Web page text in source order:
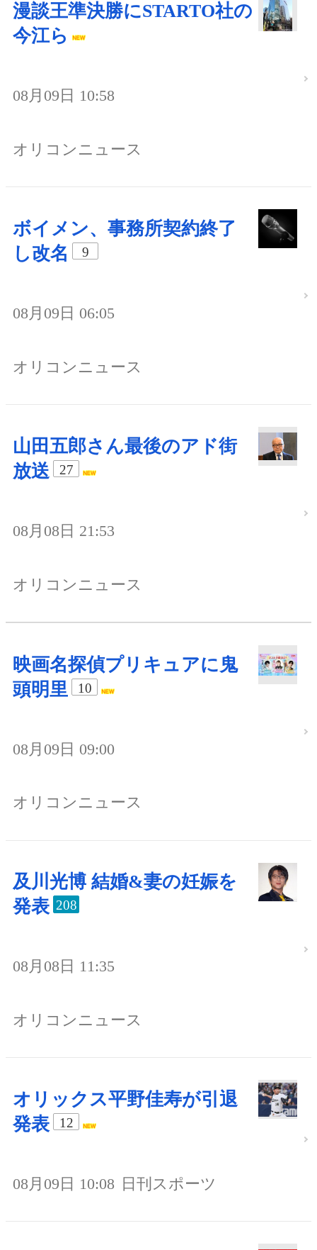
漫談王準決勝にSTARTO社の
今江ら
08月09日 10:58
オリコンニュース
ボイメン、事務所契約終了
し改名
9
08月09日 06:05
オリコンニュース
山田五郎さん最後のアド街
放送
27
08月08日 21:53
オリコンニュース
映画名探偵プリキュアに鬼
頭明里
10
08月09日 09:00
オリコンニュース
及川光博 結婚&妻の妊娠を
発表 208
08月08日 11:35
オリコンニュース
オリックス平野佳寿が引退
発表
12
08月09日 10:08 日刊スポーツ